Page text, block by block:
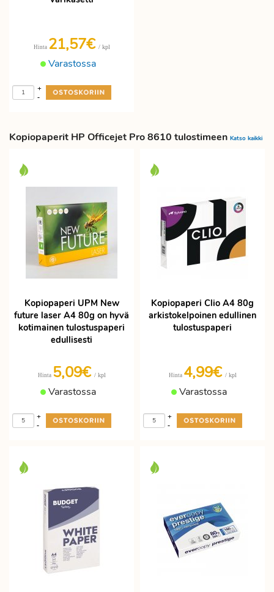
Varastossa
Hinta 21,57€ / kpl
-
+
Kopiopaperit HP Officejet Pro 8610 tulostimeen Katso kaikki
Kopiopaperi UPM New
future laser A4 80g on hyvä
kotimainen tulostuspaperi
edullisesti
Hinta 5,09€ / kpl
Varastossa
-
+
Kopiopaperi Clio A4 80g
arkistokelpoinen edullinen
tulostuspaperi
Hinta 4,99€ / kpl
Varastossa
-
+